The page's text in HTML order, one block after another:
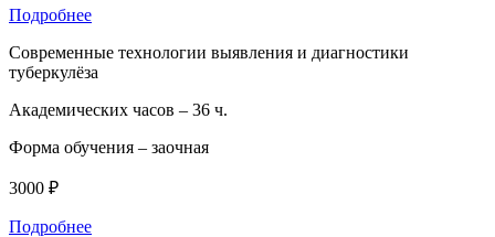
Подробнее
Современные технологии выявления и диагностики
туберкулёза
Академических часов – 36 ч.
Форма обучения – заочная
3000 ₽
Подробнее